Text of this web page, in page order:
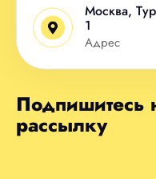
Москва,
1
Адрес
Подпишитесь
рассылку